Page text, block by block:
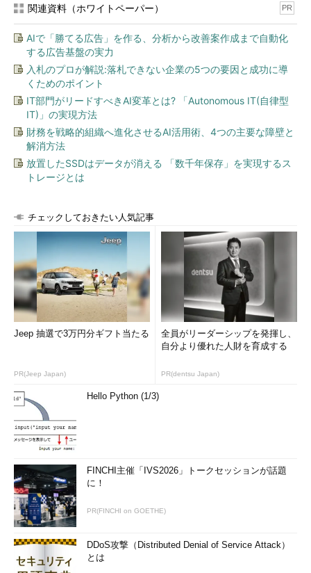
関連資料（ホワイトペーパー） PR
AIで「勝てる広告」を作る、分析から改善案作成まで自動化
する広告基盤の実力
入札のプロが解説:落札できない企業の5つの要因と成功に導
くためのポイント
IT部門がリードすべきAI変革とは? 「Autonomous IT(自律型
IT)」の実現方法
財務を戦略的組織へ進化させるAI活用術、4つの主要な障壁と
解消方法
放置したSSDはデータが消える 「数千年保存」を実現するス
トレージとは
チェックしておきたい人気記事
Jeep 抽選で3万円分ギフト当たる
PR(Jeep Japan)
全員がリーダーシップを発揮し、
自分より優れた人財を育成する
PR(dentsu Japan)
Hello Python (1/3)
FINCHI主催「IVS2026」トークセッションが話題
に！
PR(FINCHI on GOETHE)
DDoS攻撃（Distributed Denial of Service Attack）
とは